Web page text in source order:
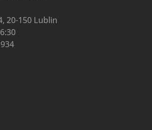
20-150 Lublin